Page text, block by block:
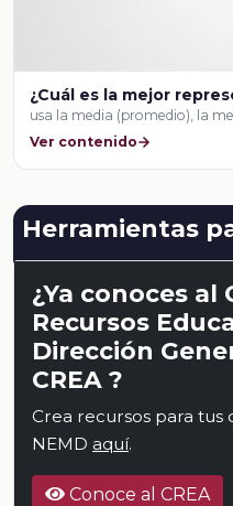
¿Cuál es la mejor
usa la media (promedio), la
Ver contenido
Herramientas
¿Ya conoces al
Recursos
Dirección
CREA ?
Crea recursos para tus
NEMD aquí.
Conoce al CREA